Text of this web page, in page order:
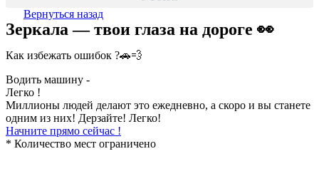
Вернуться назад
Зеркала — твои глаза на дороге 👀
Как избежать ошибок ?🚗💨
Водить машину -
Легко !
Миллионы людей делают это ежедневно, а скоро и вы станете
одним из них! Дерзайте! Легко!
Начните прямо сейчас !
* Количество мест ограничено